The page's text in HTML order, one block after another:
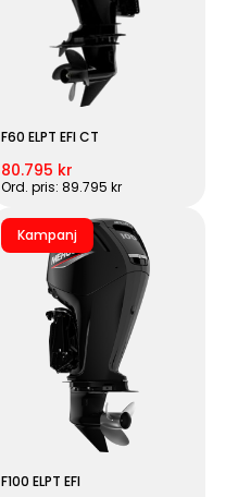
F60 ELPT EFI CT
80.795 kr
Ord. pris: 89.795 kr
Kampanj
F100 ELPT EFI